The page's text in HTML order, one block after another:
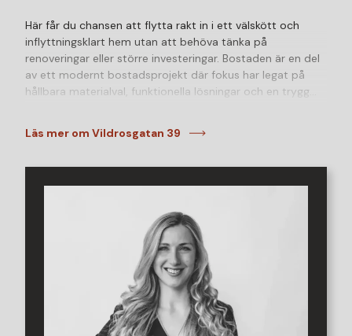
Här får du chansen att flytta rakt in i ett välskött och
inflyttningsklart hem utan att behöva tänka på
renoveringar eller större investeringar. Bostaden är en del
av ett modernt bostadsprojekt där fokus har legat på
hållbara materialval, funktionella lösningar och en trygg
Bostadens hjärta utgörs av det ljusa och inbjudande köket
rummet en luftig känsla. Härifrån når du även den
förlängning av bostaden under årets varmare månader.
Vidare erbjuds två välplanerade sovrum, där det mindre
passar utmärkt som barnrum, gästrum eller
hemmakontor. Det helkaklade badrummet håller hög
standard och är utrustat med dusch samt en praktisk
tvättavdelning med både tvättmaskin och torktumlare.
Läs mer om Vildrosgatan 39